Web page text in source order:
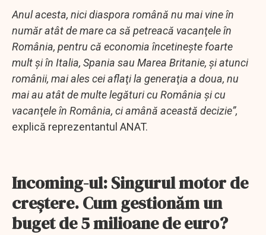
Anul acesta, nici diaspora română nu mai vine în
număr atât de mare ca să petreacă vacanţele în
România, pentru că economia încetineşte foarte
mult şi în Italia, Spania sau Marea Britanie, şi atunci
românii, mai ales cei aflaţi la generaţia a doua, nu
mai au atât de multe legături cu România şi cu
vacanţele în România, ci amână această decizie”,
explică reprezentantul ANAT.
Incoming-ul: Singurul motor de
creștere. Cum gestionăm un
buget de 5 milioane de euro?